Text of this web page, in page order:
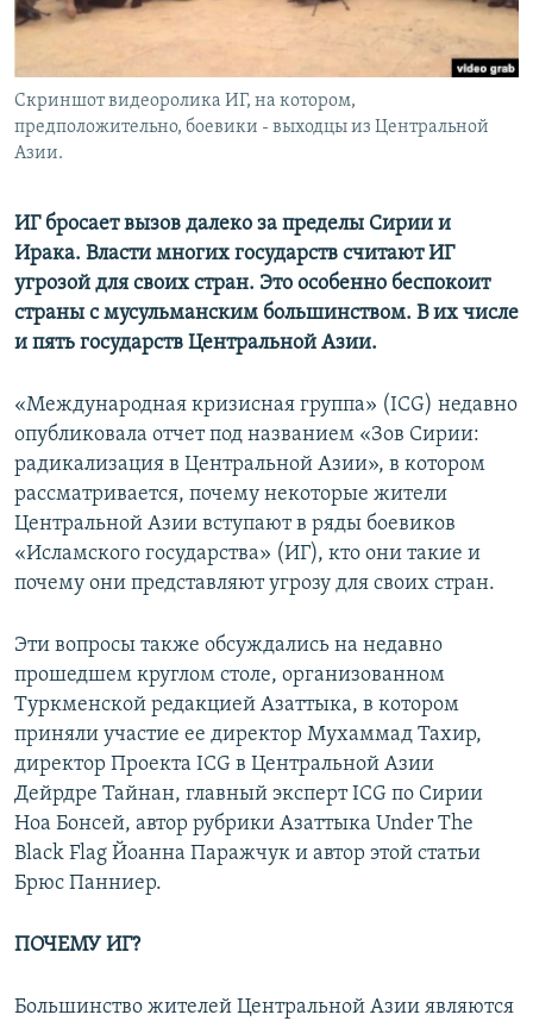
Скриншот видеоролика ИГ, на котором,
предположительно, боевики - выходцы из Центральной
Азии.
ИГ бросает вызов далеко за пределы Сирии и
Ирака. Власти многих государств считают ИГ
угрозой для своих стран. Это особенно беспокоит
страны с мусульманским большинством. В их числе
и пять государств Центральной Азии.
«Международная кризисная группа» (ICG) недавно
опубликовала отчет под названием «Зов Сирии:
радикализация в Центральной Азии», в котором
рассматривается, почему некоторые жители
Центральной Азии вступают в ряды боевиков
«Исламского государства» (ИГ), кто они такие и
почему они представляют угрозу для своих стран.
Эти вопросы также обсуждались на недавно
прошедшем круглом столе, организованном
Туркменской редакцией Азаттыка, в котором
приняли участие ее директор Мухаммад Тахир,
директор Проекта ICG в Центральной Азии
Дейрдре Тайнан, главный эксперт ICG по Сирии
Ноа Бонсей, автор рубрики Азаттыка Under The
Black Flag Йоанна Паражчук и автор этой статьи
Брюс Панниер.
ПОЧЕМУ ИГ?
Большинство жителей Центральной Азии являются